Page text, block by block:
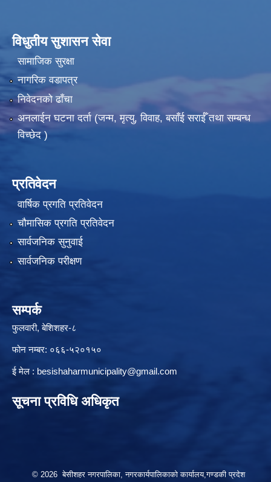
विधुतीय सुशासन सेवा
सामाजिक सुरक्षा
नागरिक वडापत्र
निवेदनको ढाँचा
अनलाईन घटना दर्ता (जन्म, मृत्यु, विवाह, बसाँई सराईँ तथा सम्बन्ध
विच्छेद )
प्रतिवेदन
वार्षिक प्रगति प्रतिवेदन
चौमासिक प्रगति प्रतिवेदन
सार्वजनिक सुनुवाई
सार्वजनिक परीक्षण
सम्पर्क
फुलवारी, बेशिशहर-८
फोन नम्बर: ०६६-५२०१५०
ई मेल : besishaharmunicipality@gmail.com
सूचना प्रविधि अधिकृत
© 2026 बेसीशहर नगरपालिका, नगरकार्यपालिकाको कार्यालय,गण्डकी प्रदेश